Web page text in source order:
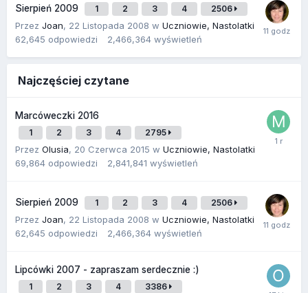
Sierpień 2009 1 2 3 4 2506
Przez Joan, 22 Listopada 2008 w Uczniowie, Nastolatki
62,645 odpowiedzi 2,466,364 wyświetleń
Najczęściej czytane
Marcóweczki 2016
1 2 3 4 2795
Przez Olusia, 20 Czerwca 2015 w Uczniowie, Nastolatki
69,864 odpowiedzi 2,841,841 wyświetleń
Sierpień 2009 1 2 3 4 2506
Przez Joan, 22 Listopada 2008 w Uczniowie, Nastolatki
62,645 odpowiedzi 2,466,364 wyświetleń
Lipcówki 2007 - zapraszam serdecznie :)
1 2 3 4 3386